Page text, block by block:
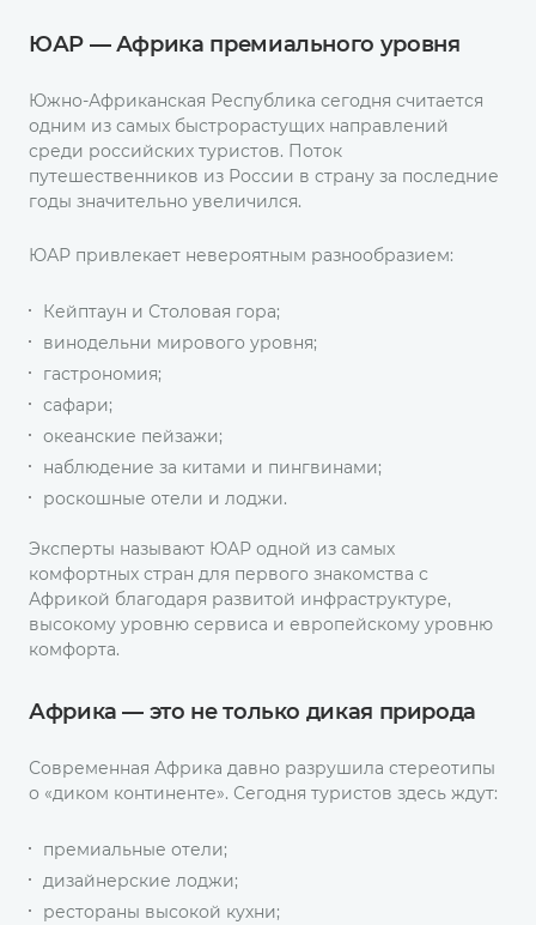
ЮАР — Африка премиального уровня
Южно-Африканская Республика сегодня считается
одним из самых быстрорастущих направлений
среди российских туристов. Поток
путешественников из России в страну за последние
годы значительно увеличился.
ЮАР привлекает невероятным разнообразием:
Кейптаун и Столовая гора;
винодельни мирового уровня;
гастрономия;
сафари;
океанские пейзажи;
наблюдение за китами и пингвинами;
роскошные отели и лоджи.
Эксперты называют ЮАР одной из самых
комфортных стран для первого знакомства с
Африкой благодаря развитой инфраструктуре,
высокому уровню сервиса и европейскому уровню
комфорта.
Африка — это не только дикая природа
Современная Африка давно разрушила стереотипы
о «диком континенте». Сегодня туристов здесь ждут:
премиальные отели;
дизайнерские лоджи;
рестораны высокой кухни;